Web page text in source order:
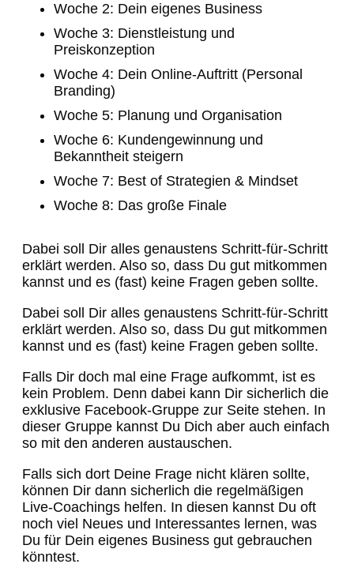
Woche 2: Dein eigenes Business
Woche 3: Dienstleistung und
Preiskonzeption
Woche 4: Dein Online-Auftritt (Personal
Branding)
Woche 5: Planung und Organisation
Woche 6: Kundengewinnung und
Bekanntheit steigern
Woche 7: Best of Strategien & Mindset
Woche 8: Das große Finale
Dabei soll Dir alles genaustens Schritt-für-Schritt
erklärt werden. Also so, dass Du gut mitkommen
kannst und es (fast) keine Fragen geben sollte.
Dabei soll Dir alles genaustens Schritt-für-Schritt
erklärt werden. Also so, dass Du gut mitkommen
kannst und es (fast) keine Fragen geben sollte.
Falls Dir doch mal eine Frage aufkommt, ist es
kein Problem. Denn dabei kann Dir sicherlich die
exklusive Facebook-Gruppe zur Seite stehen. In
dieser Gruppe kannst Du Dich aber auch einfach
so mit den anderen austauschen.
Falls sich dort Deine Frage nicht klären sollte,
können Dir dann sicherlich die regelmäßigen
Live-Coachings helfen. In diesen kannst Du oft
noch viel Neues und Interessantes lernen, was
Du für Dein eigenes Business gut gebrauchen
könntest.